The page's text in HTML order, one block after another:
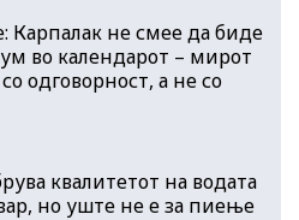
Карпалак не смее да биде
во календарот – мирот
одговорност, а не со
квалитетот на водата
но уште не е за пиење